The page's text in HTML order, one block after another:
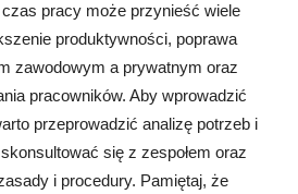
pracy może przynieść wiele
produktywności, poprawa
zawodowym a prywatnym oraz
pracowników. Aby wprowadzić
przeprowadzić analizę potrzeb i
się z zespołem oraz
i procedury. Pamiętaj, że